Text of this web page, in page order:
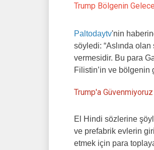
Trump Bölgenin
Paltodaytv'nin
söyledi: “Aslında olan
vermesidir. Bu para
Filistin’in ve bölgenin
Trump'a Güvenmiyoruz
El Hindi sözlerine
ve prefabrik evlerin
etmek için para